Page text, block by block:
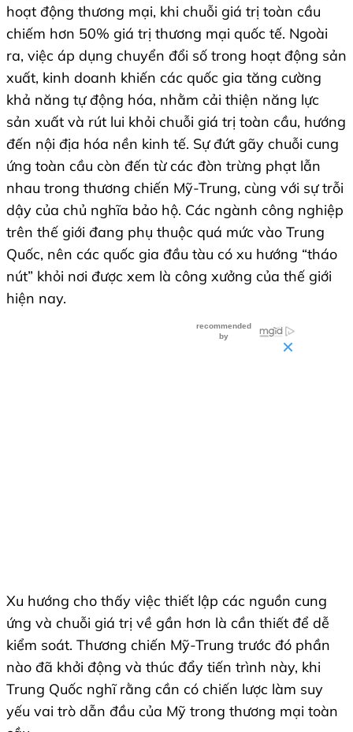
hoạt động thương mại, khi chuỗi giá trị toàn cầu
chiếm hơn 50% giá trị thương mại quốc tế. Ngoài
ra, việc áp dụng chuyển đổi số trong hoạt động sản
xuất, kinh doanh khiến các quốc gia tăng cường
khả năng tự động hóa, nhằm cải thiện năng lực
sản xuất và rút lui khỏi chuỗi giá trị toàn cầu, hướng
đến nội địa hóa nền kinh tế. Sự đứt gãy chuỗi cung
ứng toàn cầu còn đến từ các đòn trừng phạt lẫn
nhau trong thương chiến Mỹ-Trung, cùng với sự trỗi
dậy của chủ nghĩa bảo hộ. Các ngành công nghiệp
trên thế giới đang phụ thuộc quá mức vào Trung
Quốc, nên các quốc gia đầu tàu có xu hướng “tháo
nút” khỏi nơi được xem là công xưởng của thế giới
hiện nay.
Xu hướng cho thấy việc thiết lập các nguồn cung
ứng và chuỗi giá trị về gần hơn là cần thiết để dễ
kiểm soát. Thương chiến Mỹ-Trung trước đó phần
nào đã khởi động và thúc đẩy tiến trình này, khi
Trung Quốc nghĩ rằng cần có chiến lược làm suy
yếu vai trò dẫn đầu của Mỹ trong thương mại toàn